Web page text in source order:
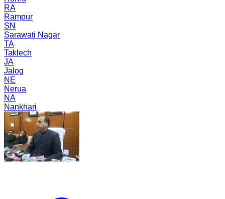
RA
Rampur
SN
Sarawati Nagar
TA
Taklech
JA
Jalog
NE
Nerua
NA
Nankhari